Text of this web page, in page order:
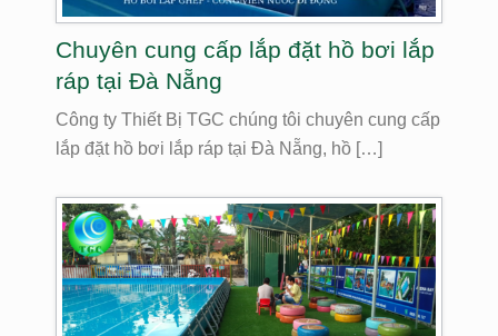
Chuyên cung cấp lắp đặt hồ bơi lắp
ráp tại Đà Nẵng
Công ty Thiết Bị TGC chúng tôi chuyên cung cấp
lắp đặt hồ bơi lắp ráp tại Đà Nẵng, hồ […]